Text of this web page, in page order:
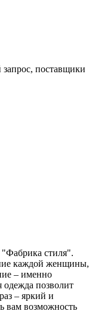
запрос, поставщики
стиля".
каждой женщины,
– именно
позволит
– яркий и
вам возможность